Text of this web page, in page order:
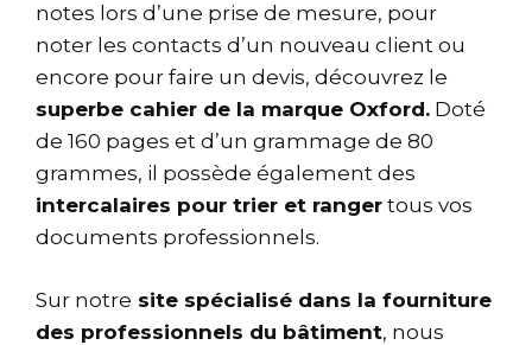
notes lors d’une prise de mesure, pour
noter les contacts d’un nouveau client ou
encore pour faire un devis, découvrez le
superbe cahier de la marque Oxford. Doté
de 160 pages et d’un grammage de 80
grammes, il possède également des
intercalaires pour trier et ranger tous vos
documents professionnels.
Sur notre site spécialisé dans la fourniture
des professionnels du bâtiment, nous